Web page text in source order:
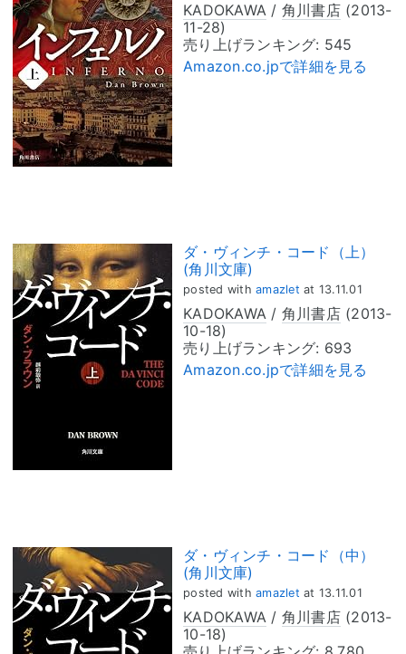
KADOKAWA / 角川書店(2013-
11-28)
売り上げランキング: 545
Amazon.co.jpで詳細を見る
ダ・ヴィンチ・コード（上）
(角川文庫)
posted with amazlet at 13.11.01
KADOKAWA / 角川書店(2013-
10-18)
売り上げランキング: 693
Amazon.co.jpで詳細を見る
ダ・ヴィンチ・コード（中）
(角川文庫)
posted with amazlet at 13.11.01
KADOKAWA / 角川書店(2013-
10-18)